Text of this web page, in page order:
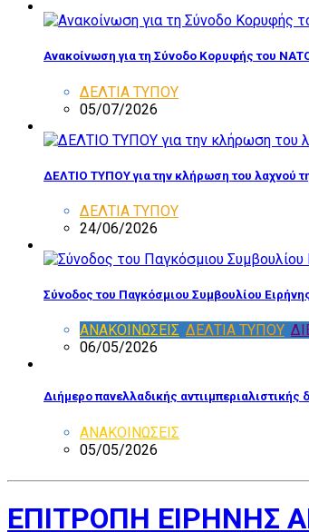
Ανακοίνωση για τη Σύνοδο Κορυφής του
ΔΕΛΤΙΑ ΤΥΠΟΥ
05/07/2026
ΔΕΛΤΙΟ ΤΥΠΟΥ για την κλήρωση του λαχνού
ΔΕΛΤΙΑ ΤΥΠΟΥ
24/06/2026
Σύνοδος του Παγκόσμιου Συμβουλίου
ΑΝΑΚΟΙΝΩΣΕΙΣ ΔΕΛΤΙΑ ΤΥΠΟΥ
06/05/2026
Διήμερο πανελλαδικής
ΑΝΑΚΟΙΝΩΣΕΙΣ
05/05/2026
ΕΠΙΤΡΟΠΗ ΕΙΡΗΝΗΣ